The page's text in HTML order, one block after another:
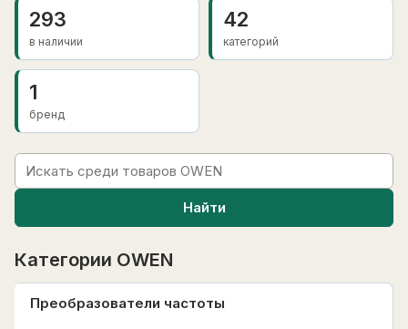
293
в наличии
42
категорий
1
бренд
Найти
Категории OWEN
Преобразователи частоты